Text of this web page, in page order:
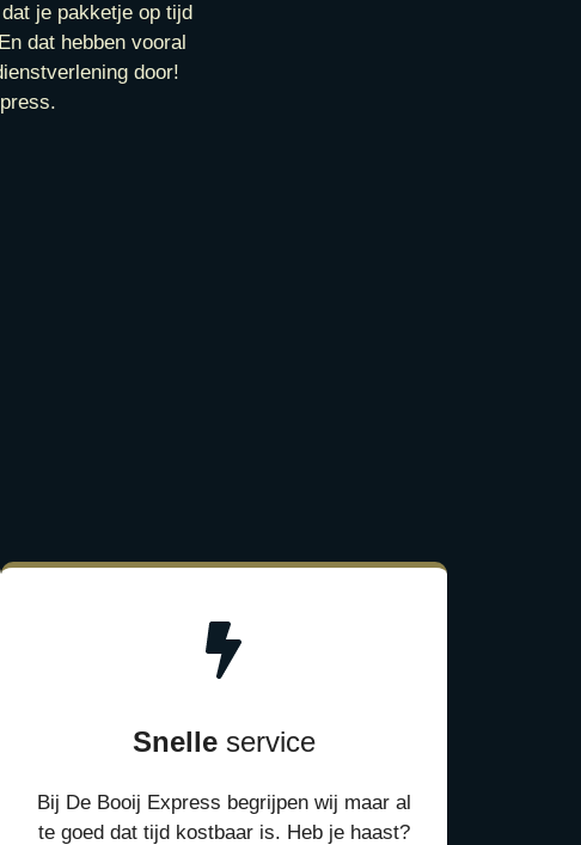
je pakketje op tijd
dat hebben vooral
door!
Snelle service
Bij De Booij Express begrijpen wij maar al
te goed dat tijd kostbaar is. Heb je haast?